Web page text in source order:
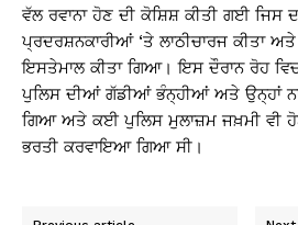
ਵੱਲ ਰਵਾਨਾ ਹੋਣ ਦੀ ਕੋਸ਼ਿਸ਼ ਕੀਤੀ ਗਈ ਜਿਸ
ਪ੍ਰਦਰਸ਼ਨਕਾਰੀਆਂ ‘ਤੇ ਲਾਠੀਚਾਰਜ ਕੀਤਾ ਅਤੇ
ਇਸਤੇਮਾਲ ਕੀਤਾ ਗਿਆ। ਇਸ ਦੌਰਾਨ ਰੋਹ
ਪੁਲਿਸ ਦੀਆਂ ਗੱਡੀਆਂ ਭੰਨ੍ਹੀਆਂ ਅਤੇ ਉਨ੍ਹਾਂ
ਗਿਆ ਅਤੇ ਕਈ ਪੁਲਿਸ ਮੁਲਾਜ਼ਮ ਜਖ਼ਮੀ ਵੀ
ਭਰਤੀ ਕਰਵਾਇਆ ਗਿਆ ਸੀ।